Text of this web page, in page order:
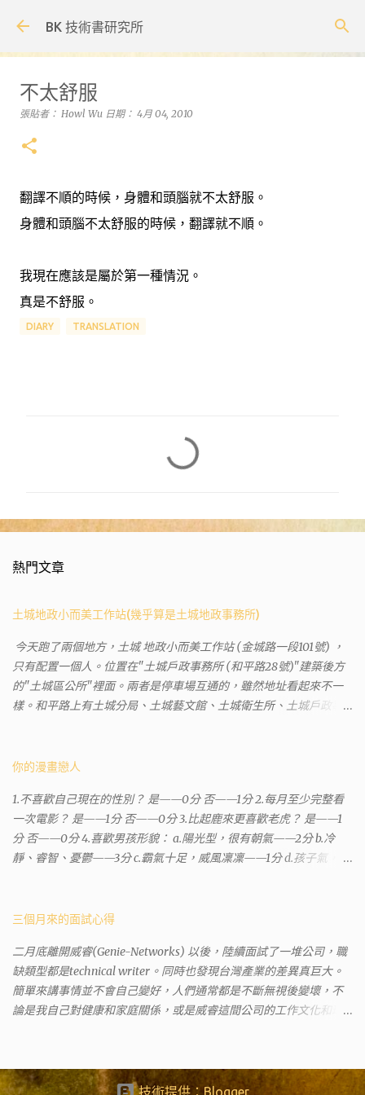
BK 技術書研究所
不太舒服
張貼者： Howl Wu 日期： 4月 04, 2010
翻譯不順的時候，身體和頭腦就不太舒服。
身體和頭腦不太舒服的時候，翻譯就不順。
我現在應該是屬於第一種情況。
真是不舒服。
DIARY TRANSLATION
熱門文章
土城地政小而美工作站(幾乎算是土城地政事務所)
今天跑了兩個地方，土城 地政小而美工作站 (金城路一段101號) ，
只有配置一個人。位置在"土城戶政事務所 (和平路28號)"建築後方
的"土城區公所"裡面。兩者是停車場互通的，雖然地址看起來不一
樣。和平路上有土城分局、土城藝文館、土城衛生所、土城戶政事
沒有正式的地政事務所，只有地政小而美工作站 ，也已經能處理大
到以後還真嚇了一跳，這一看就有問題。要是我拿著那不被承認、
有問題的幽靈合約恐怕還調不到資源。但我不知道審判時法官會不
會去調閱這些資料。因為沒把握每個法官或檢察官都公正細心，在
案牘勞形中，會願意為了這種小人物受害案件去挖出更大的黑幕。
市板橋地政事務所 )去取得。不過實際到了現場發現還是需要法院的
件的租客。 在這過程中我覺得很像行走於沙漠的求生者，在一個小
綠洲受到指引要繼續往某個方向才能脫離沙漠。當我不幸受到詐騙
的時候，會覺得這社會真的很黑暗，到處都是敗類橫行卻沒有人願
意伸出援手。行政人員對於社會上充滿詐騙被害者也是義憤填膺，
進警局報案卻一籌莫展時，他們是這社會上別的部門裡後來才能支
你的漫畫戀人
1.不喜歡自己現在的性別？ 是——0分 否——1分 2.每月至少完整看
一次電影？ 是——1分 否——0分 3.比起鹿來更喜歡老虎？ 是——1
分 否——0分 4.喜歡男孩形貌： a.陽光型，很有朝氣——2分 b.冷
靜、睿智、憂鬱——3分 c.霸氣十足，威風凜凜——1分 d.孩子氣，十
——1分 6.希望戀人的姓氏： a.大眾化——1分 b.罕見，古色古香的複
活動喜歡參加： a.整場籃球比賽——1分 b.打一下午檯球——3分 c.正
式的舞會——4分 d.猜謎或搶答——2分 8.橡皮與立可白，更常用：
橡皮——1分 立可白——0分 9.喜歡下列哪一種顏色搭配： a.紅加黑
——1分 b.金加銀——2分 c.粉加白——4分 d.粉加灰——3分 10.有多
一彥 9分.仙道彰 10分.王天君 11分.邑輝一貴 12分.道明寺司 13分.沖田
三個月來的面試心得
二月底離開威睿(Genie-Networks) 以後，陸續面試了一堆公司，職
缺類型都是technical writer。同時也發現台灣產業的差異真巨大。
簡單來講事情並不會自己變好，人們通常都是不斷無視後變壞，不
論是我自己對健康和家庭關係，或是威睿這間公司的工作文化和環
主管，減少了我會繼續在這間公司浪費掉的生命。) 這個過程其實是
比較倉促的，原因稍後再說。也因為是這樣，所以都是一些三線的
技術提供：Blogger